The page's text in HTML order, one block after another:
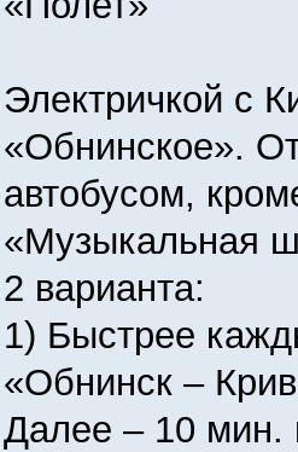
Электричкой с
«Обнинское».
автобусом,
«Музыкальная
2 варианта:
1) Быстрее
«Обнинск –
Далее – 10 мин.